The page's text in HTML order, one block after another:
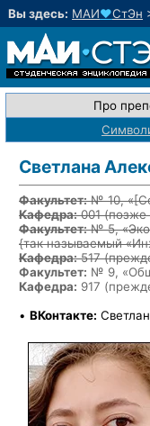
Вы здесь: МАИ♥СтЭн
Про
Светлана
Факультет:№ 10, «
Кафедра:001(позже
Факультет:№ 5,
{так называемый
Кафедра:517
Факультет: № 9,
Кафедра: 917
• ВКонтакте: